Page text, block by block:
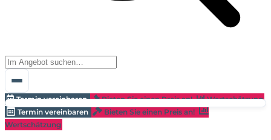
Termin vereinbaren Bieten Sie einen Preis an!
Wertschätzung
Termin vereinbaren
Bieten Sie einen Preis an!
Wertschätzung